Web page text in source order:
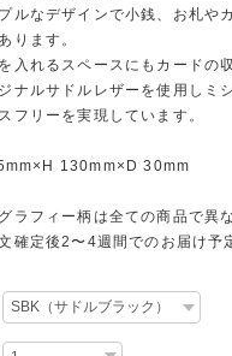
ルなデザインで小銭、お札や
ります。
入れるスペースにもカードの
ナルサドルレザーを使用しミ
フリーを実現しています。
130mm×D 30mm
ラフィー柄は全ての商品で異
確定後2〜4週間でのお届け予